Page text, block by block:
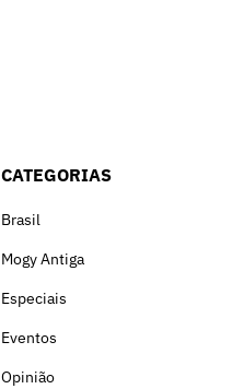
CATEGORIAS
Brasil
Mogy Antiga
Especiais
Eventos
Opinião